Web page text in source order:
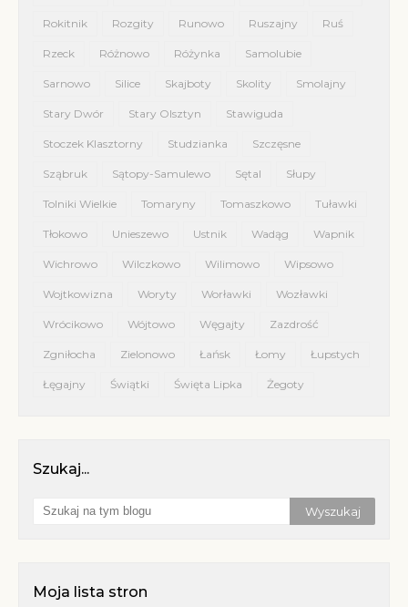
Rokitnik Rozgity Runowo Ruszajny Ruś
Rzeck Różnowo Różynka Samolubie
Sarnowo Silice Skajboty Skolity Smolajny
Stary Dwór Stary Olsztyn Stawiguda
Stoczek Klasztorny Studzianka Szczęsne
Sząbruk Sątopy-Samulewo Sętal Słupy
Tolniki Wielkie Tomaryny Tomaszkowo Tuławki
Tłokowo Unieszewo Ustnik Wadąg Wapnik
Wichrowo Wilczkowo Wilimowo Wipsowo
Wojtkowizna Woryty Worławki Wozławki
Wrócikowo Wójtowo Węgajty Zazdrość
Zgniłocha Zielonowo Łańsk Łomy Łupstych
Łęgajny Świątki Święta Lipka Żegoty
Szukaj...
Moja lista stron